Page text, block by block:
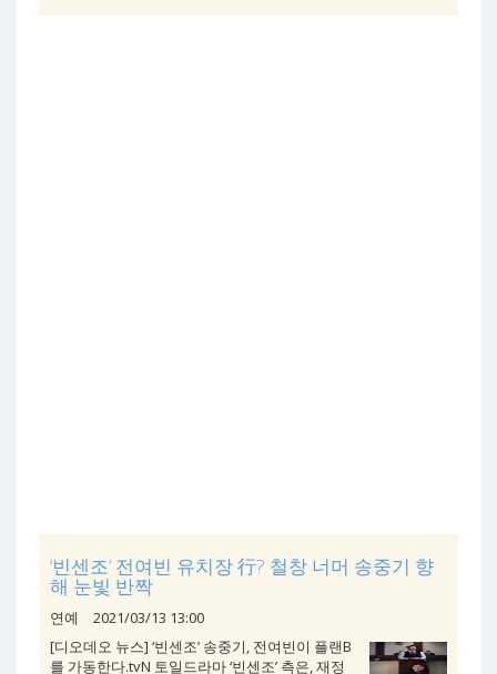
‘빈센조’ 전여빈 유치장 行? 철창 너머 송중기 향
해 눈빛 반짝
연예
2021/03/13 13:00
[디오데오 뉴스] ‘빈센조’ 송중기, 전여빈이 플랜B
를 가동한다.tvN 토일드라마 ‘빈센조’ 측은, 재정